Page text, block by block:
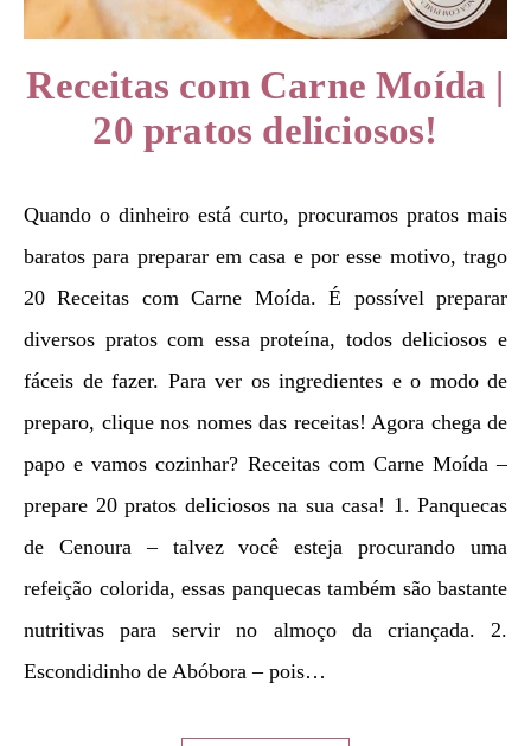
Receitas com Carne Moída |
20 pratos deliciosos!
Quando o dinheiro está curto, procuramos pratos mais
baratos para preparar em casa e por esse motivo, trago
20 Receitas com Carne Moída. É possível preparar
diversos pratos com essa proteína, todos deliciosos e
fáceis de fazer. Para ver os ingredientes e o modo de
preparo, clique nos nomes das receitas! Agora chega de
papo e vamos cozinhar? Receitas com Carne Moída –
prepare 20 pratos deliciosos na sua casa! 1. Panquecas
de Cenoura – talvez você esteja procurando uma
refeição colorida, essas panquecas também são bastante
nutritivas para servir no almoço da criançada. 2.
Escondidinho de Abóbora – pois…